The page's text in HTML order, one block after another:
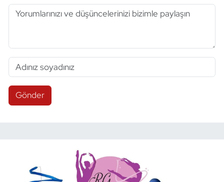
Gönder